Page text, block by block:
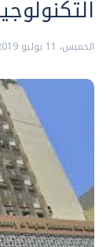
الخميس، 11 يوليو 2019 06:37 م